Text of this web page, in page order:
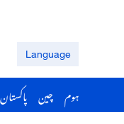
Language
ہوم چین پاکستان